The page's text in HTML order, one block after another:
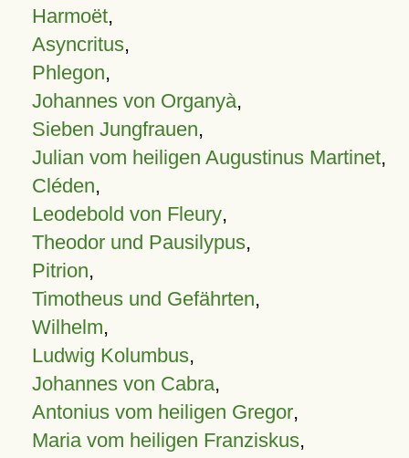
Harmoët,
Asyncritus,
Phlegon,
Johannes von Organyà,
Sieben Jungfrauen,
Julian vom heiligen Augustinus Martinet,
Cléden,
Leodebold von Fleury,
Theodor und Pausilypus,
Pitrion,
Timotheus und Gefährten,
Wilhelm,
Ludwig Kolumbus,
Johannes von Cabra,
Antonius vom heiligen Gregor,
Maria vom heiligen Franziskus,